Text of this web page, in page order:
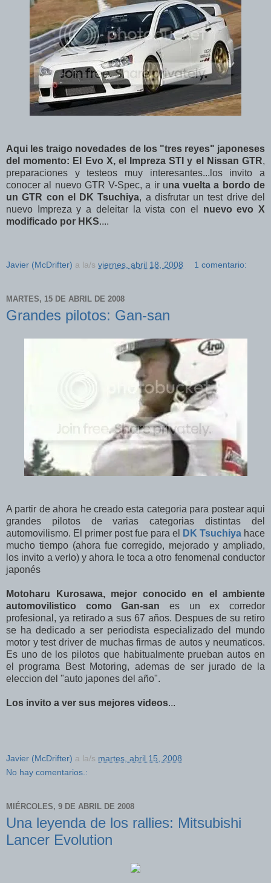
Aqui les traigo novedades de los "tres reyes" japoneses
del momento: El Evo X, el Impreza STI y el Nissan GTR,
preparaciones y testeos muy interesantes...los invito a
conocer al nuevo GTR V-Spec, a ir una vuelta a bordo de
un GTR con el DK Tsuchiya, a disfrutar un test drive del
nuevo Impreza y a deleitar la vista con el nuevo evo X
modificado por HKS....
Javier (McDrifter) a la/s viernes, abril 18, 2008 1 comentario:
MARTES, 15 DE ABRIL DE 2008
Grandes pilotos: Gan-san
A partir de ahora he creado esta categoria para postear aqui
grandes pilotos de varias categorias distintas del
automovilismo. El primer post fue para el
DK Tsuchiya hace
mucho tiempo (ahora fue corregido, mejorado y ampliado,
los invito a verlo) y ahora le toca a otro fenomenal conductor
japonés
Motoharu Kurosawa, mejor conocido en el ambiente
automovilistico como Gan-san es un ex corredor
profesional, ya retirado a sus 67 años. Despues de su retiro
se ha dedicado a ser periodista especializado del mundo
motor y test driver de muchas firmas de autos y neumaticos.
Es uno de los pilotos que habitualmente prueban autos en
el programa Best Motoring, ademas de ser jurado de la
eleccion del "auto japones del año".
Los invito a ver sus mejores videos...
Javier (McDrifter) a la/s martes, abril 15, 2008
No hay comentarios.:
MIÉRCOLES, 9 DE ABRIL DE 2008
Una leyenda de los rallies: Mitsubishi
Lancer Evolution